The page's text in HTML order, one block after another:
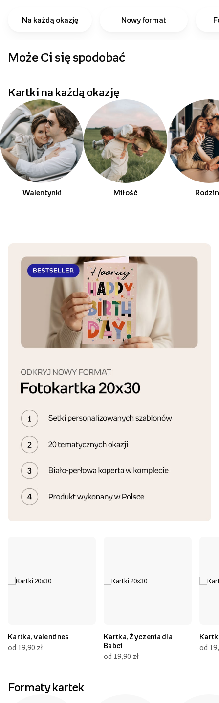
Na każdą okazję Nowy format
Może Ci się spodobać
Kartki na każdą okazję
Walentynki Miłość
Kartka, Valentines
od 19,90 zł
Kartka, Życzenia dla
Babci
od 19,90 zł
od
Formaty kartek